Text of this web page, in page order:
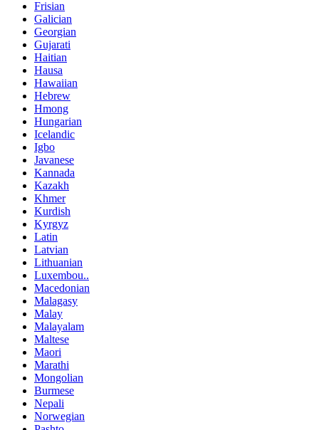
Frisian
Galician
Georgian
Gujarati
Haitian
Hausa
Hawaiian
Hebrew
Hmong
Hungarian
Icelandic
Igbo
Javanese
Kannada
Kazakh
Khmer
Kurdish
Kyrgyz
Latin
Latvian
Lithuanian
Luxembou..
Macedonian
Malagasy
Malay
Malayalam
Maltese
Maori
Marathi
Mongolian
Burmese
Nepali
Norwegian